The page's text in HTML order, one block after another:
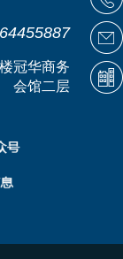
冠华商务
会馆二层